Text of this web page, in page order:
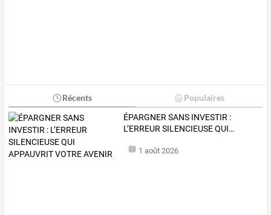
Récents Populaires
ÉPARGNER SANS INVESTIR :
L’ERREUR SILENCIEUSEQUI…
1 août 2026